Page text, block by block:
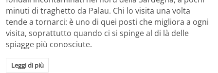
minuti di traghetto da Palau. Chi lo visita una volta
tende a tornarci: è uno di quei posti che migliora a ogni
visita, soprattutto quando ci si spinge al di là delle
spiagge più conosciute.
Leggi di più